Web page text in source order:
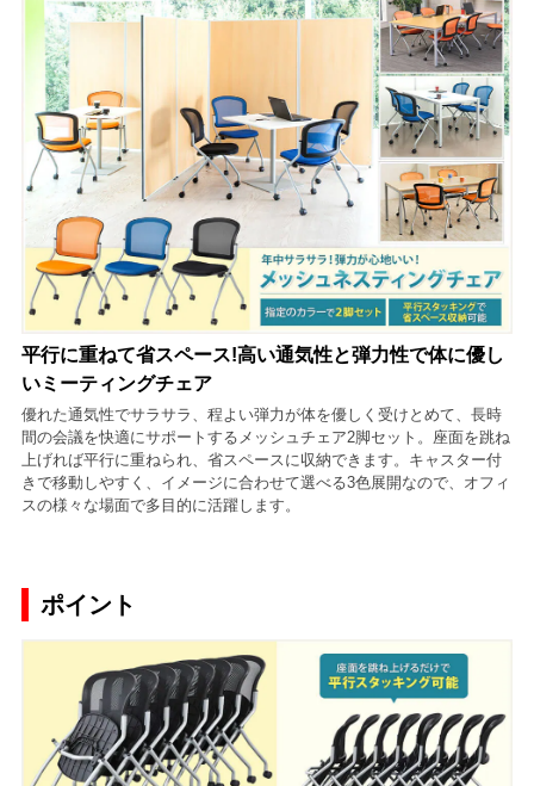
平行に重ねて省スペース!高い通気性と弾力性で体に優し
いミーティングチェア
優れた通気性でサラサラ、程よい弾力が体を優しく受けとめて、長時
間の会議を快適にサポートするメッシュチェア2脚セット。座面を跳ね
上げれば平行に重ねられ、省スペースに収納できます。キャスター付
きで移動しやすく、イメージに合わせて選べる3色展開なので、オフィ
スの様々な場面で多目的に活躍します。
ポイント